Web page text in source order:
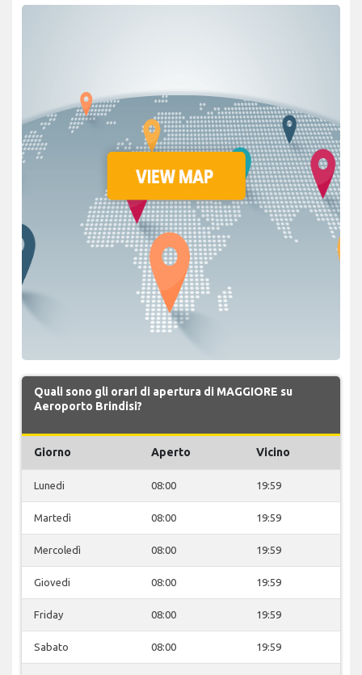
Quali sono gli orari di apertura di MAGGIORE su
Aeroporto Brindisi?
Giorno Aperto Vicino
Lunedi 08:00 19:59
Martedì 08:00 19:59
Mercoledì 08:00 19:59
Giovedi 08:00 19:59
Friday 08:00 19:59
Sabato 08:00 19:59